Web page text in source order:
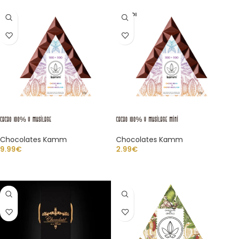
Cacao 100% y Musilage
Chocolates Kamm
9.99€
VENDI
DO
Cacao 100% y Musilage Mini
Chocolates Kamm
2.99€